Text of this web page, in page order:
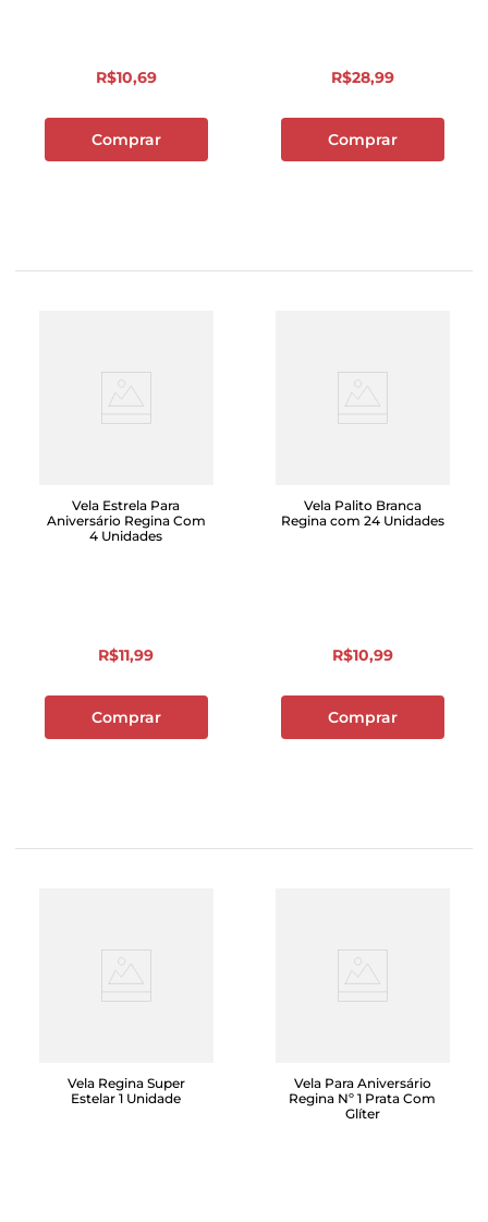
R$10,69
Comprar
R$28,99
Comprar
Vela Estrela Para
Aniversário Regina Com
4 Unidades
R$11,99
Comprar
Vela Palito Branca
Regina com 24 Unidades
R$10,99
Comprar
Vela Regina Super
Estelar 1 Unidade
Vela Para Aniversário
Regina Nº 1 Prata Com
Glíter